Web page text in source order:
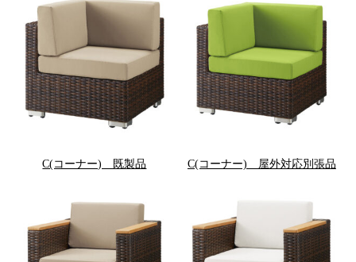
C(コーナー) 既製品 C(コーナー) 屋外対応別張品